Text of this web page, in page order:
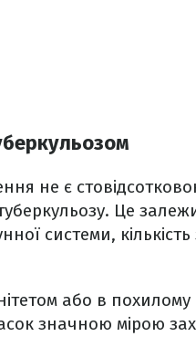
не є
Це
системи,
або в похилому
значною мірою